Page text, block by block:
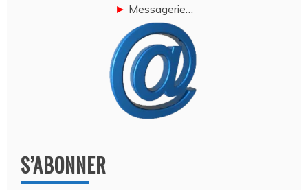
► Messagerie…
S’ABONNER